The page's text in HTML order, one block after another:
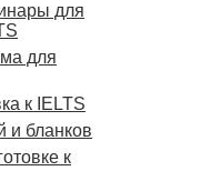
для
для
к IELTS
и бланков
к